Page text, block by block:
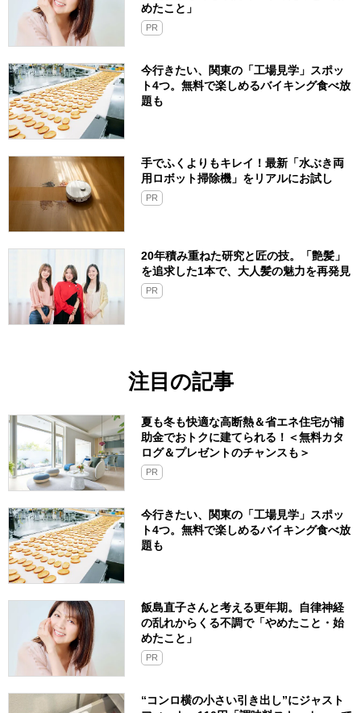
めたこと」
PR
今行きたい、関東の「工場見学」スポッ
ト4つ。無料で楽しめるバイキング食べ放
題も
手でふくよりもキレイ！最新「水ぶき両
用ロボット掃除機」をリアルにお試し
PR
20年積み重ねた研究と匠の技。「艶髪」
を追求した1本で、大人髪の魅力を再発見
PR
注目の記事
夏も冬も快適な高断熱＆省エネ住宅が補
助金でおトクに建てられる！＜無料カタ
ログ＆プレゼントのチャンスも＞
PR
今行きたい、関東の「工場見学」スポッ
ト4つ。無料で楽しめるバイキング食べ放
題も
飯島直子さんと考える更年期。自律神経
の乱れからくる不調で「やめたこと・始
めたこと」
PR
“コンロ横の小さい引き出し”にジャスト